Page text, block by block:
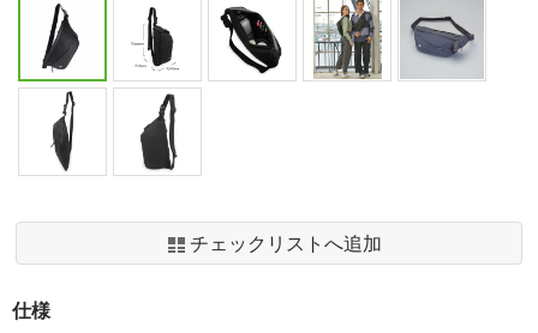
チェックリストへ追加
仕様